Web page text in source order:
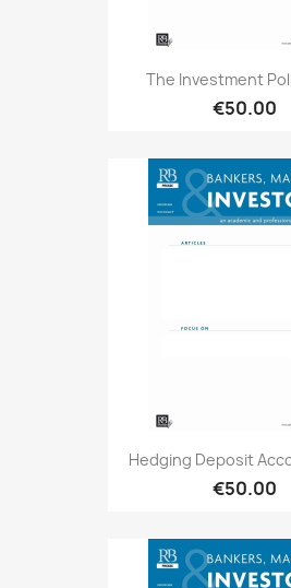
The Investment
€50.00
Hedging Deposit
€50.00